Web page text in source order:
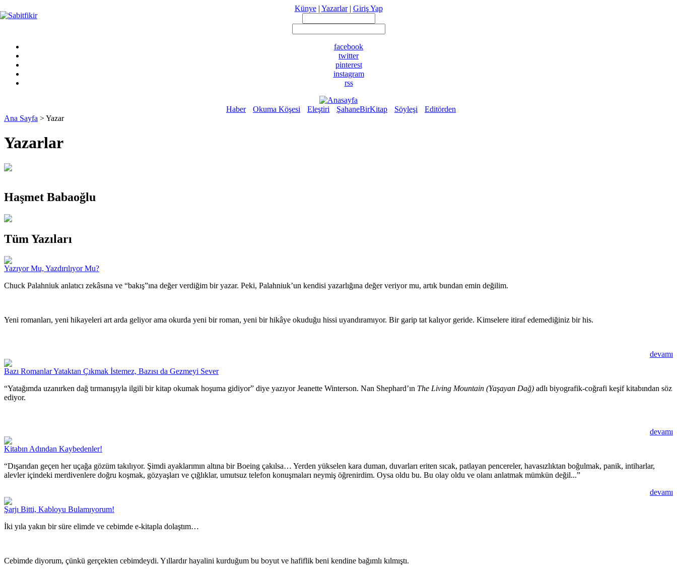
Künye| Yazarlar| Giriş Yap
facebook
twitter
pinterest
instagram
rss
Haber Okuma Köşesi Eleştiri ŞahaneBirKitap Söyleşi
Editörden
Ana Sayfa > Yazar
Yazarlar
Haşmet Babaoğlu
Tüm Yazıları
Yazıyor Mu, Yazdırılıyor Mu?
Chuck Palahniuk anlatıcı zekâsına ve “bakış”ına değer verdiğim bir yazar. Peki, Palahniuk’un kendisi yazarlığına değer veriyor mu, artık bundan emin değilim.
Yeni romanları, yeni hikayeleri art arda geliyor ama okurda yeni bir roman, yeni bir hikâye okuduğu hissi uyandıramıyor. Bir garip tat kalıyor geride. Kimselere itiraf edemediğiniz bir his.
devamı
Bazı Romanlar Yataktan Çıkmak İstemez, Bazısı da Gezmeyi Sever
“Yatağımda uzanırken dağ tırmanışıyla ilgili bir kitap okumak hoşuma gidiyor” diye yazıyor Jeanette Winterson. Nan Shephard’ın The Living Mountain (Yaşayan Dağ) adlı biyografik-coğrafi keşif kitabından söz
ediyor.
devamı
Kitabın Adından Kaybedenler!
“Dışarıdan geçen her uçağa gözüm takılıyor. Şimdi ayaklarımın altına bir Boeing çakılsa… Yerden yükselen kara duman, duvarları eriten sıcak, patlayan pencereler, havasızlıktan boğulmak, panik, intiharlar,
alevler içindeki merdivenlere doğru koşmak, gözyaşları ve çığlıklar, umutsuz telefon konuşmaları neymiş öğrenirdim. Oysa oldu bu. Bu olay oldu ve olanı anlatmak mümkün değil...”
devamı
Şarjı Bitti, Kabloyu Bulamıyorum!
İki yıla yakın bir süre elimde ve cebimde e-kitapla dolaştım…
Cebimde diyorum, çünkü gerçekten cebimdeydi. Yıllardır hayalini kurduğum bu boyut ve hafiflik beni kendine bağımlı kılmıştı.